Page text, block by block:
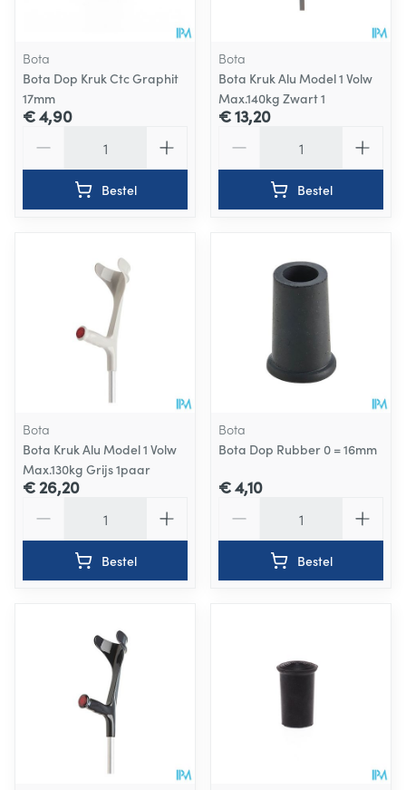
Bota
Bota Dop Kruk Ctc Graphit
17mm
€ 4,90
Bestel
Bota
Bota Kruk Alu Model 1 Volw
Max.140kg Zwart 1
€ 13,20
Bestel
Bota
Bota Kruk Alu Model 1 Volw
Max.130kg Grijs 1paar
€ 26,20
Bestel
Bota
Bota Dop Rubber 0 = 16mm
€ 4,10
Bestel